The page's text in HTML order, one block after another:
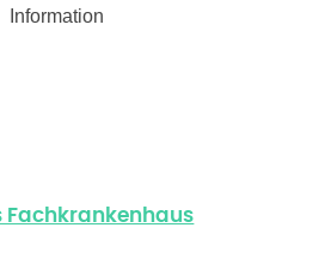
Information